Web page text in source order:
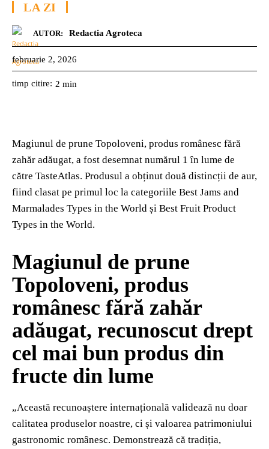
LA ZI
AUTOR: Redactia Agroteca
februarie 2, 2026
timp citire: 2 min
Magiunul de prune Topoloveni, produs românesc fără
zahăr adăugat, a fost desemnat numărul 1 în lume de
către TasteAtlas. Produsul a obținut două distincții de aur,
fiind clasat pe primul loc la categoriile Best Jams and
Marmalades Types in the World și Best Fruit Product
Types in the World.
Magiunul de prune
Topoloveni, produs
românesc fără zahăr
adăugat, recunoscut drept
cel mai bun produs din
fructe din lume
„Această recunoaștere internațională validează nu doar
calitatea produselor noastre, ci și valoarea patrimoniului
gastronomic românesc. Demonstrează că tradiția,